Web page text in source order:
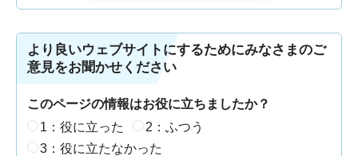
より良いウェブサイトにするためにみなさまのご
意見をお聞かせください
このページの情報はお役に立ちましたか？
1：役に立った
2：ふつう
3：役に立たなかった